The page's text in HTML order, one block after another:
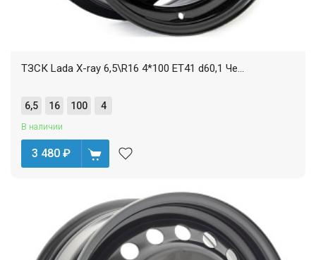
ТЗСК Lada X-ray 6,5\R16 4*100 ET41 d60,1 Че...
6,5 16 100 4
В наличии
3 480 ₽